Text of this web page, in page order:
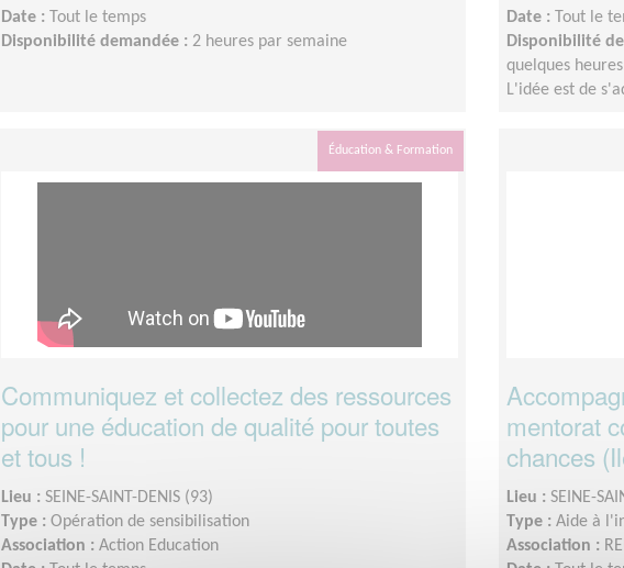
Date :
Tout le temps
Disponibilité demandée : 2 heures par semaine
Date :
Tout le
Disponibilité
quelques
L'idée est de
Éducation & Formation
Communiquez et collectez des ressources
pour une éducation de qualité pour toutes
et tous !
Lieu : SEINE-SAINT-DENIS (93)
Type : Opération de sensibilisation
Association : Action Education
mentorat
chances
Lieu : SEINE-
Type : Aide à
Association :